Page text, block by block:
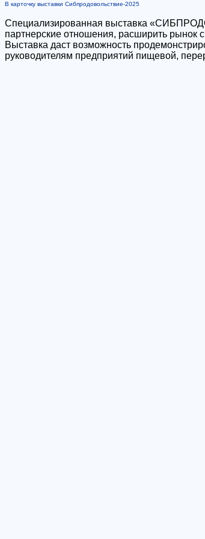
В карточку выставки Сибпродовольствие-2025
Специализированная выставка
партнерские отношения, расширить рынок
Выставка даст возможность
руководителям предприятий пищевой,